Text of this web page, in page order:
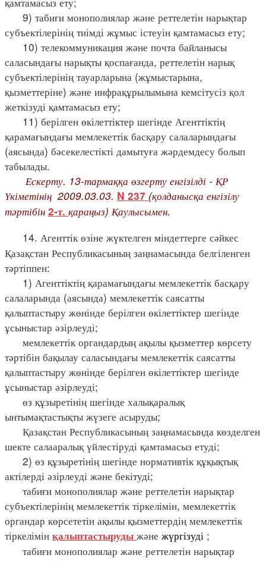
9) табиғи монополиялар және реттелетін нарықтар
субъектілерінің тиімді жұмыс істеуін қамтамасыз ету;
10) телекоммуникация және почта байланысы
саласындағы нарықты қоспағанда, реттелетін нарық
субъектілерінің тауарларына (жұмыстарына,
қызметтеріне) және инфрақұрылымына кемсітусіз қол
жеткізуді қамтамасыз ету;
11) берілген өкілеттіктер шегінде Агенттіктің
қарамағындағы мемлекеттік басқару салаларындағы
(аясында) бәсекелестікті дамытуға жәрдемдесу болып
табылады.
Ескерту. 13-тармаққа өзгерту енгізілді - ҚР
Үкіметінің 2009.03.03. N 237 (қолданысқа енгізілу
тәртібін 2-т. қараңыз) Қаулысымен.
14. Агенттік өзіне жүктелген міндеттерге сәйкес
Қазақстан Республикасының заңнамасында белгіленген
тәртіппен:
1) Агенттіктің қарамағындағы мемлекеттік басқару
салаларында (аясында) мемлекеттік саясатты
қалыптастыру жөнінде берілген өкілеттіктер шегінде
ұсыныстар әзірлеуді;
мемлекеттік органдардың ақылы қызметтер көрсету
тәртібін бақылау саласындағы мемлекеттік саясатты
қалыптастыру жөнінде берілген өкілеттіктер шегінде
ұсыныстар әзірлеуді;
өз құзыретінің шегінде халықаралық
ынтымақтастықты жүзеге асыруды;
Қазақстан Республикасының заңнамасында көзделген
шекте салааралық үйлестіруді қамтамасыз етуді;
2) өз құзыретінің шегінде нормативтік құқықтық
актілерді әзірлеуді және бекітуді;
табиғи монополиялар және реттелетін нарықтар
субъектілерінің мемлекеттік тіркелімін, мемлекеттік
органдар көрсететін ақылы қызметтердің мемлекеттік
тіркелімін қалыптастыруды және жүргізуді ;
табиғи монополиялар және реттелетін нарықтар